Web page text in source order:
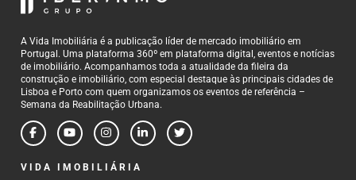
A Vida Imobiliária é a publicação líder de mercado imobiliário em
Portugal. Uma plataforma 360º em plataforma digital, eventos e notícias
de imobiliário. Acompanhamos toda a atualidade da fileira da
construção e imobiliário, com especial destaque às principais cidades de
Lisboa e Porto com quem organizamos os eventos de referência –
Semana da Reabilitação Urbana.
VIDA IMOBILIÁRIA